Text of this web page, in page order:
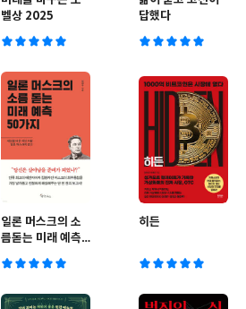
벨상 2025
답했다
일론 머스크의 소
름돋는 미래 예측
히든